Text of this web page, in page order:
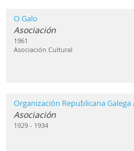
O Galo
Asociación
1961
Asociación Cultural
Organización Republicana
Asociación
1929 - 1934